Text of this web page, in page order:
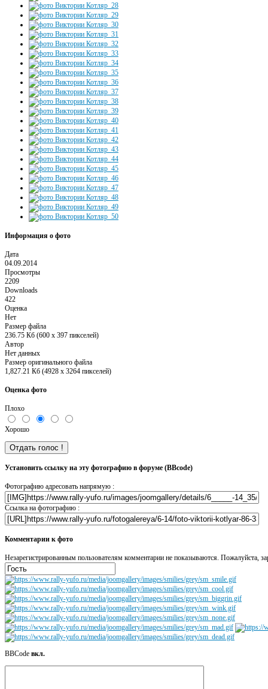
Информация о фото
Дата
04.09.2014
Просмотры
2209
Downloads
422
Оценка
Нет
Размер файла
236.75 Кб (600 x 397 пикселей)
Автор
Нет данных
Размер оригинального файла
1,827.21 Кб (4928 x 3264 пикселей)
Оценка фото
Плохо
Хорошо
Установить ссылку на эту фотографию в форуме (BBcode)
Фотографию адресовать напрямую :
Ссылка на фотографию :
Комментарии к фото
Незарегистрированным пользователям комментарии не показываются. Пожалуйста,
BBCode вкл.